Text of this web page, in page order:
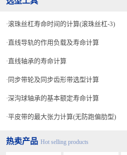
滚珠丝杠寿命时间的计算(滚珠丝杠-3)
直线导轨的作用负载及寿命计算
直线轴承的寿命计算
同步带轮及同步齿形带选型计算
深沟球轴承的基本额定寿命计算
平皮带的最大张力计算(无防跑偏肋型)
热卖产品 Hot selling products